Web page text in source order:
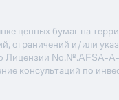
ценных бумаг на
ограничений и/или
Лицензии No.№.AFSA-
консультаций по